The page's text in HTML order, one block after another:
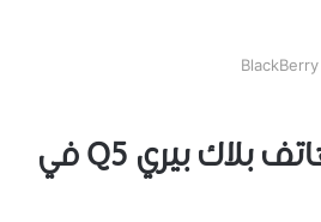
اطلاق مبيعات هاتف بلاك بيري Q5 في